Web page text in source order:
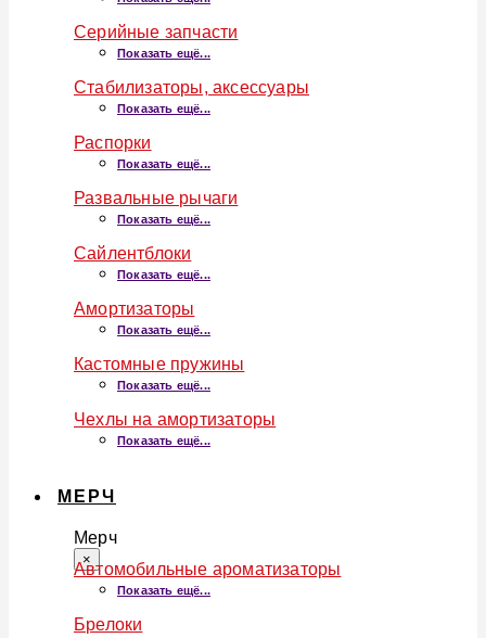
Серийные запчасти
Показать ещё...
Стабилизаторы, аксессуары
Показать ещё...
Распорки
Показать ещё...
Развальные рычаги
Показать ещё...
Сайлентблоки
Показать ещё...
Амортизаторы
Показать ещё...
Кастомные пружины
Показать ещё...
Чехлы на амортизаторы
Показать ещё...
МЕРЧ
Мерч
×
Автомобильные ароматизаторы
Показать ещё...
Брелоки